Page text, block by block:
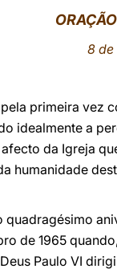
8 de
primeira vez
idealmente a
da Igreja
humanidade
quadragésimo
de 1965
Paulo VI